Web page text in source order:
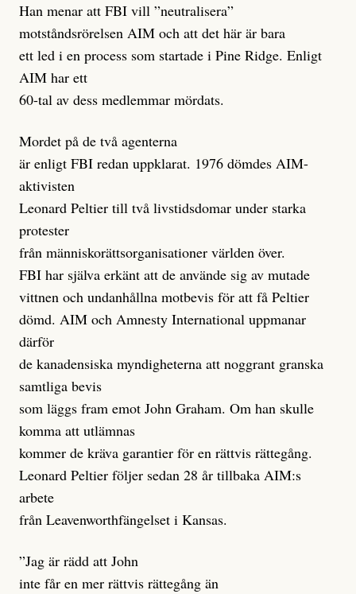
Han menar att FBI vill ”neutralisera”
motståndsrörelsen AIM och att det här är bara
ett led i en process som startade i Pine Ridge. Enligt
AIM har ett
60-tal av dess medlemmar mördats.
Mordet på de två agenterna
är enligt FBI redan uppklarat. 1976 dömdes AIM-
aktivisten
Leonard Peltier till två livstidsdomar under starka
protester
från människorättsorganisationer världen över.
FBI har själva erkänt att de använde sig av mutade
vittnen och undanhållna motbevis för att få Peltier
dömd. AIM och Amnesty International uppmanar
därför
de kanadensiska myndigheterna att noggrant granska
samtliga bevis
som läggs fram emot John Graham. Om han skulle
komma att utlämnas
kommer de kräva garantier för en rättvis rättegång.
Leonard Peltier följer sedan 28 år tillbaka AIM:s
arbete
från Leavenworthfängelset i Kansas.
”Jag är rädd att John
inte får en mer rättvis rättegång än